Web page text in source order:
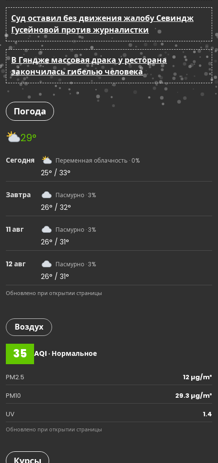
Суд оставил без движения жалобу Севиндж
Гусейновой против журналистки
В Гяндже массовая драка у ресторана
закончилась гибелью человека
Погода
29°
Сегодня Переменная облачность · 0%
25° / 33°
Завтра Пасмурно · 3%
26° / 32°
11 авг Пасмурно · 3%
26° / 31°
12 авг Пасмурно · 3%
26° / 31°
Обновлено при открытии страницы
Воздух
35 AQI · Нормальное
PM2.5
12 µg/m³
PM10
29.3 µg/m³
UV
1.4
Обновлено при открытии страницы